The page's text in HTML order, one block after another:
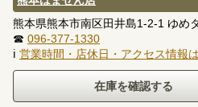
熊本県熊本市南区田井島1-2-1 ゆめ
☎ 096-377-1330
ℹ 営業時間・店休日・アクセス情報